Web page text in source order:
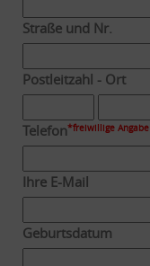
Straße und Nr.
Postleitzahl - Ort
Telefon*freiwillige Angabe
Ihre E-Mail
Geburtsdatum